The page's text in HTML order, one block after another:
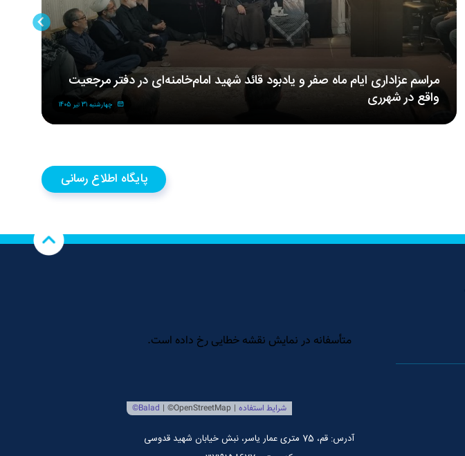
مراسم‌ عزاداری‌ ایام ماه صفر و یادبود قائد شهید امام‌خامنه‌ای در دفتر مرجعیت
واقع در شهرری
چهارشنبه 31 تیر 1405
پایگاه اطلاع رسانی
آدرس: قم، 75 متری عمار یاسر، نبش خیابان شهید قدوسی